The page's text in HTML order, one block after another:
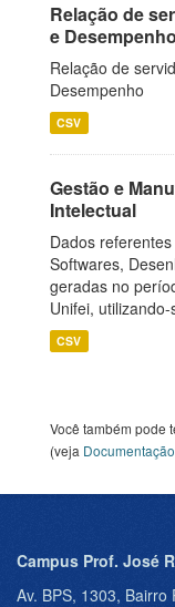
Relação de
e Desempenho
Relação de
Desempenho
CSV
Gestão e
Intelectual
Dados
Softwares,
geradas no
Unifei, utilizando-
CSV
Você também pode
(veja
Campus Prof. José
Av. BPS, 1303,